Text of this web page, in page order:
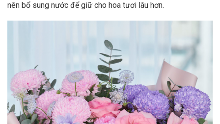
nên bổ sung nước để giữ cho hoa tươi lâu hơn.